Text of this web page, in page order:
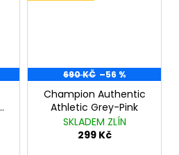
690 KČ –56 %
Champion Authentic
Athletic Grey-Pink
SKLADEM ZLÍN
299 Kč